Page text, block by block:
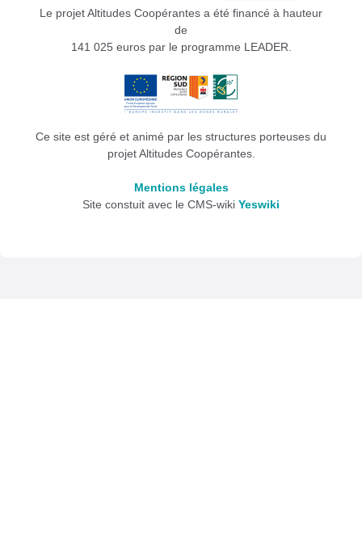
Le projet Altitudes Coopérantes a été financé à hauteur
de
141 025 euros par le programme LEADER.
Ce site est géré et animé par les structures porteuses du
projet Altitudes Coopérantes.
Mentions légales
Site constuit avec le CMS-wiki Yeswiki